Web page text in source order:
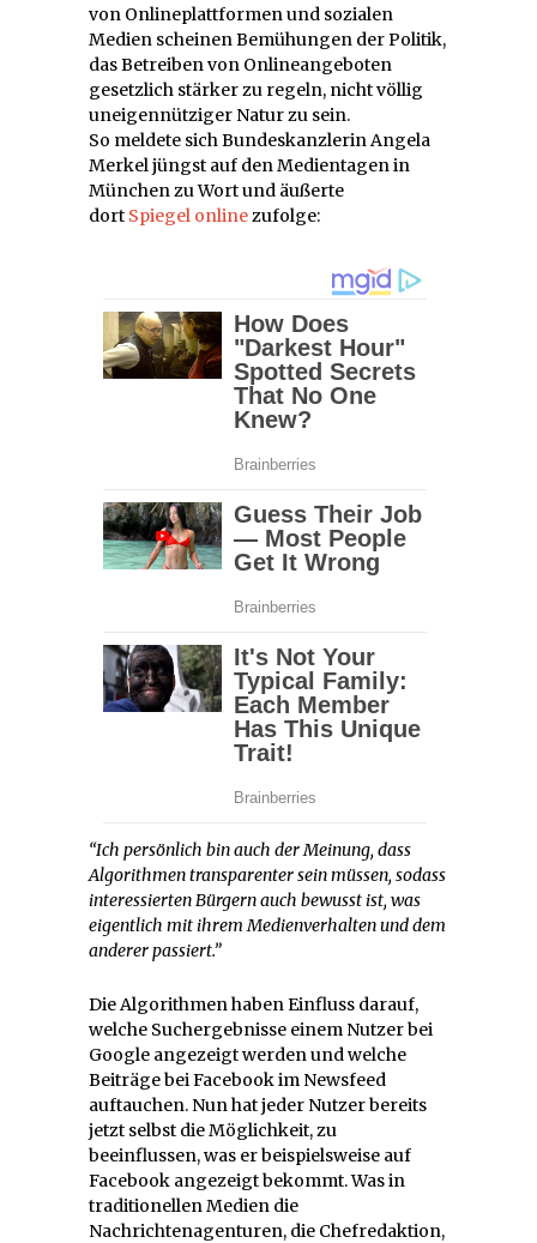
von Onlineplattformen und sozialen
Medien scheinen Bemühungen der Politik,
das Betreiben von Onlineangeboten
gesetzlich stärker zu regeln, nicht völlig
uneigennütziger Natur zu sein.
So meldete sich Bundeskanzlerin Angela
Merkel jüngst auf den Medientagen in
München zu Wort und äußerte
dort Spiegel onlinezufolge:
“Ich persönlich bin auch der Meinung, dass
Algorithmen transparenter sein müssen, sodass
interessierten Bürgern auch bewusst ist, was
eigentlich mit ihrem Medienverhalten und dem
anderer passiert.”
Die Algorithmen haben Einfluss darauf,
welche Suchergebnisse einem Nutzer bei
Google angezeigt werden und welche
Beiträge bei Facebook im Newsfeed
auftauchen. Nun hat jeder Nutzer bereits
jetzt selbst die Möglichkeit, zu
beeinflussen, was er beispielsweise auf
Facebook angezeigt bekommt. Was in
traditionellen Medien die
Nachrichtenagenturen, die Chefredaktion,